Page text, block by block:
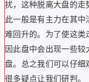
扰，这种脱离大盘的走
此一般是有主力在其
难回升的。为了使这类
因此盘中会出现一些
盘。总之我们可以仔细
很多疑点让我们研判。